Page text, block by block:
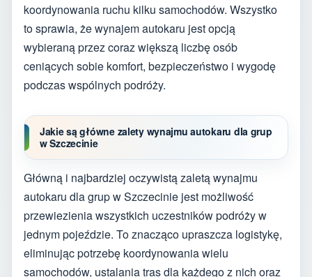
koordynowania ruchu kilku samochodów. Wszystko
to sprawia, że wynajem autokaru jest opcją
wybieraną przez coraz większą liczbę osób
ceniących sobie komfort, bezpieczeństwo i wygodę
podczas wspólnych podróży.
Jakie są główne zalety wynajmu autokaru dla grup
w Szczecinie
Główną i najbardziej oczywistą zaletą wynajmu
autokaru dla grup w Szczecinie jest możliwość
przewiezienia wszystkich uczestników podróży w
jednym pojeździe. To znacząco upraszcza logistykę,
eliminując potrzebę koordynowania wielu
samochodów, ustalania tras dla każdego z nich oraz